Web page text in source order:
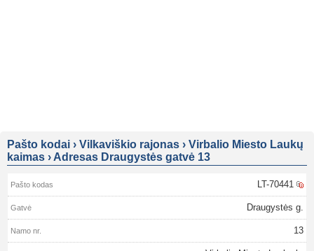
Pašto kodai › Vilkaviškio rajonas › Virbalio Miesto Laukų
kaimas › Adresas Draugystės gatvė 13
LT-70441
Draugystės g.
13